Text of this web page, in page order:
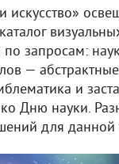
искусство»
запросам:
—
и
Дню науки.
для данной